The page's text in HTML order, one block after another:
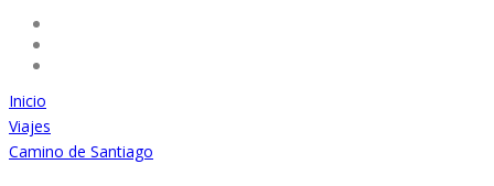
Inicio
Viajes
Camino de Santiago